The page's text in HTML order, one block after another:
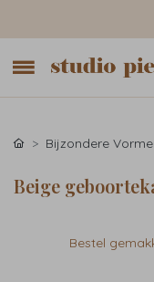
Bijzondere
Beige
Bestel